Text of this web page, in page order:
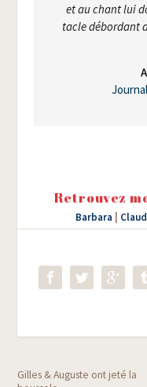
et au chant lui
tacle débor­dant
Retrouvez
Barbara
Gilles & Auguste ont jeté la